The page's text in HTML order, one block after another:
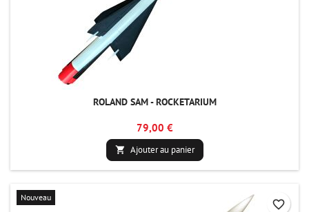
ROLAND SAM - ROCKETARIUM
79,00 €
 Ajouter au panier
Nouveau
favorite_border